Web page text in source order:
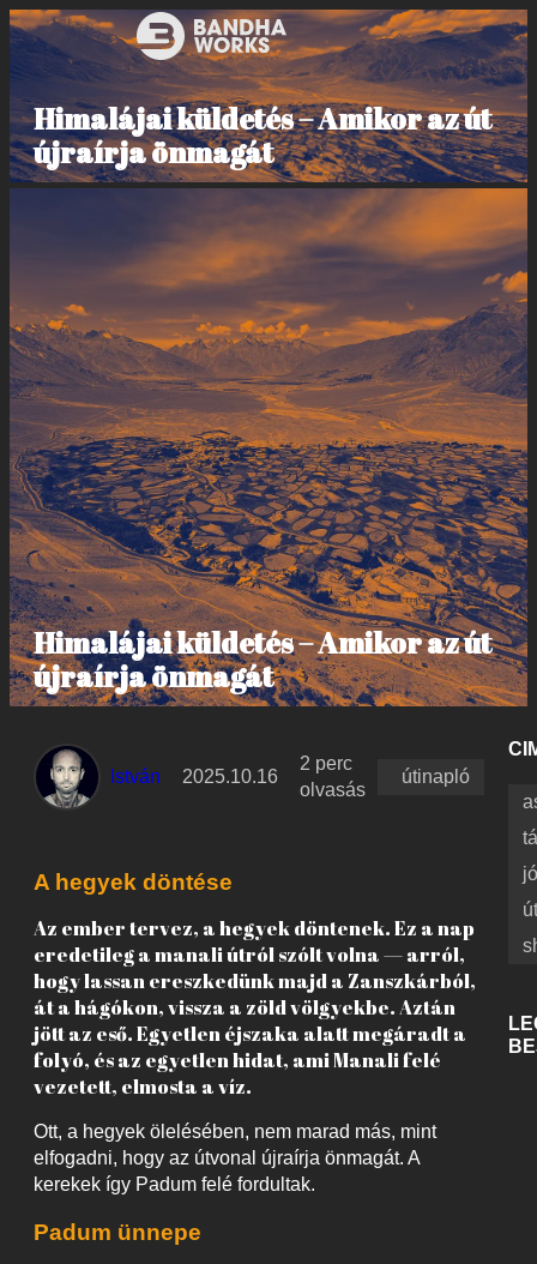
Himalájai küldetés – Amikor az út
újraírja önmagát
Himalájai küldetés – Amikor az út
újraírja önmagát
István 2025.10.16
2 perc
olvasás
útinapló
A hegyek döntése
Az ember tervez, a hegyek döntenek. Ez a nap
eredetileg a manali útról szólt volna — arról,
hogy lassan ereszkedünk majd a Zanszkárból,
át a hágókon, vissza a zöld völgyekbe. Aztán
jött az eső. Egyetlen éjszaka alatt megáradt a
folyó, és az egyetlen hidat, ami Manali felé
vezetett, elmosta a víz.
Ott, a hegyek ölelésében, nem marad más, mint
elfogadni, hogy az útvonal újraírja önmagát. A
kerekek így Padum felé fordultak.
Padum ünnepe